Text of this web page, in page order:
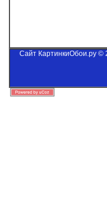
Сайт КартинкиОбои.ру ©